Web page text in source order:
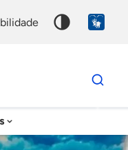
Dados
para
chave